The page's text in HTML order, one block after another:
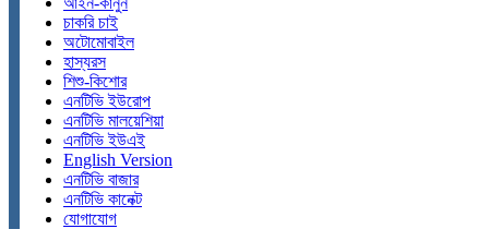
চাকরি চাই
অটোমোবাইল
হাস্যরস
শিশু-কিশোর
এনটিভি ইউরোপ
এনটিভি মালয়েশিয়া
এনটিভি ইউএই
English Version
এনটিভি বাজার
এনটিভি কানেক্ট
যোগাযোগ